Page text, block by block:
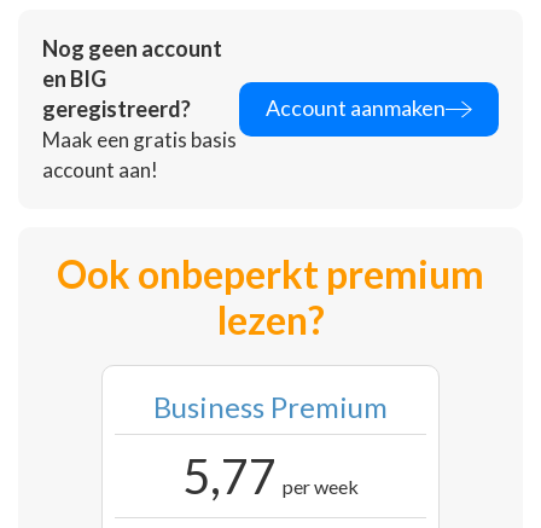
Nog geen account
en BIG
geregistreerd?
Maak een gratis basis
account aan!
Account aanmaken
Ook onbeperkt premium
lezen?
Business Premium
5,77 per week